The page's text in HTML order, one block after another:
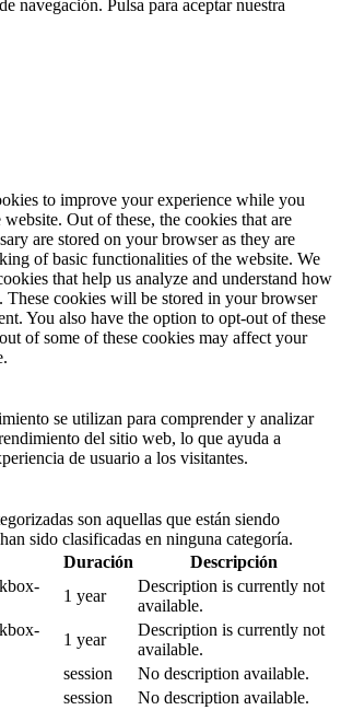
navegación. Pulsa para aceptar nuestra
to improve your experience while you
Out of these, the cookies that are
are stored on your browser as they are
of basic functionalities of the website. We
that help us analyze and understand how
These cookies will be stored in your browser
You also have the option to opt-out of these
of some of these cookies may affect your
se utilizan para comprender y analizar
del sitio web, lo que ayuda a
de usuario a los visitantes.
son aquellas que están siendo
sido clasificadas en ninguna categoría.
Duración
Descripción
1 year
Description is currently not
available.
1 year
Description is currently not
available.
session
No description available.
session
No description available.